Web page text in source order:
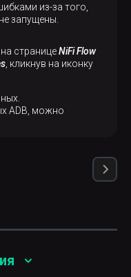
из-за того,
запущены.
страницеNiFi Flow
, кликнув на иконку
ADB, можно